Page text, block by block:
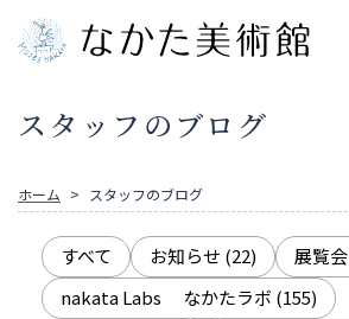
スタッフのブログ
ホーム スタッフのブログ
すべて お知らせ (22) 展覧会
nakata Labs なかたラボ (155)